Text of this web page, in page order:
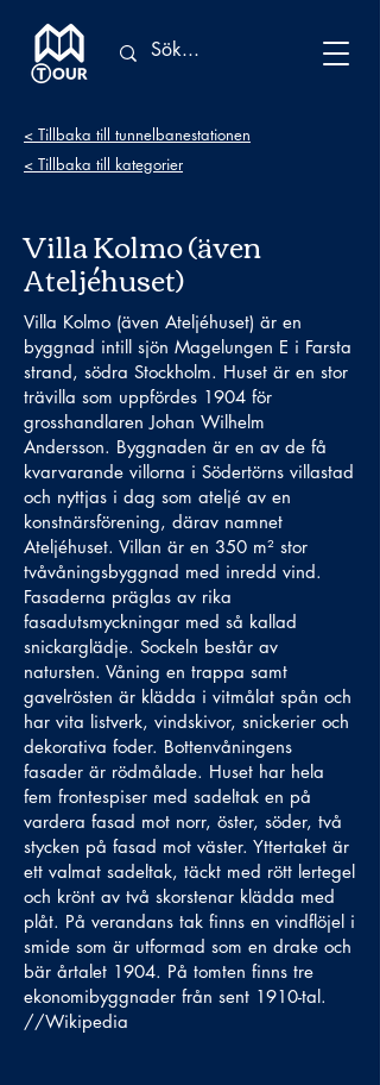
< Tillbaka till tunnelbanestationen
< Tillbaka till kategorier
Villa Kolmo (även
Ateljéhuset)
Villa Kolmo (även Ateljéhuset) är en
byggnad intill sjön Magelungen E i Farsta
strand, södra Stockholm. Huset är en stor
trävilla som uppfördes 1904 för
grosshandlaren Johan Wilhelm
Andersson. Byggnaden är en av de få
kvarvarande villorna i Södertörns villastad
och nyttjas i dag som ateljé av en
konstnärsförening, därav namnet
Ateljéhuset. Villan är en 350 m² stor
tvåvåningsbyggnad med inredd vind.
Fasaderna präglas av rika
fasadutsmyckningar med så kallad
snickarglädje. Sockeln består av
natursten. Våning en trappa samt
gavelrösten är klädda i vitmålat spån och
har vita listverk, vindskivor, snickerier och
dekorativa foder. Bottenvåningens
fasader är rödmålade. Huset har hela
fem frontespiser med sadeltak en på
vardera fasad mot norr, öster, söder, två
stycken på fasad mot väster. Yttertaket är
ett valmat sadeltak, täckt med rött lertegel
och krönt av två skorstenar klädda med
plåt. På verandans tak finns en vindflöjel i
smide som är utformad som en drake och
bär årtalet 1904. På tomten finns tre
ekonomibyggnader från sent 1910-tal.
//Wikipedia